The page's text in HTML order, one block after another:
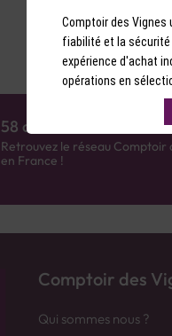
58 caves en France
Retrouvez le réseau Comptoir
en France !
Comptoir des
Qui sommes nous ?
Comptoir des
fiabilité et la
expérience d'achat
opérations en